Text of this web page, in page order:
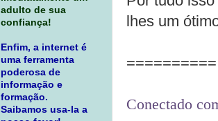
lhes um
==========
Conectado
adulto de sua
confiança!
Enfim, a internet é
uma ferramenta
poderosa de
informação e
formação.
Saibamos usa-la a